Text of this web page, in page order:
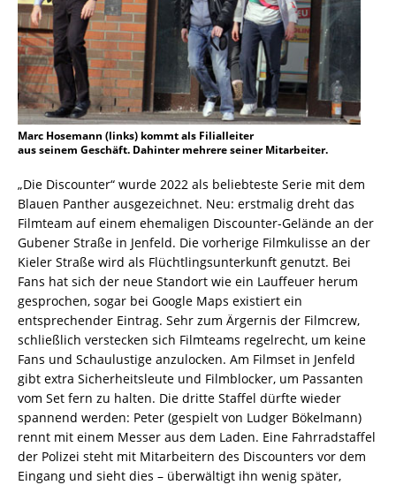
Marc Hosemann (links) kommt als Filialleiter
aus seinem Geschäft. Dahinter mehrere seiner Mitarbeiter.
„Die Discounter“ wurde 2022 als beliebteste Serie mit dem
Blauen Panther ausgezeichnet. Neu: erstmalig dreht das
Filmteam auf einem ehemaligen Discounter-Gelände an der
Gubener Straße in Jenfeld. Die vorherige Filmkulisse an der
Kieler Straße wird als Flüchtlingsunterkunft genutzt. Bei
Fans hat sich der neue Standort wie ein Lauffeuer herum
gesprochen, sogar bei Google Maps existiert ein
entsprechender Eintrag. Sehr zum Ärgernis der Filmcrew,
schließlich verstecken sich Filmteams regelrecht, um keine
Fans und Schaulustige anzulocken. Am Filmset in Jenfeld
gibt extra Sicherheitsleute und Filmblocker, um Passanten
vom Set fern zu halten. Die dritte Staffel dürfte wieder
spannend werden: Peter (gespielt von Ludger Bökelmann)
rennt mit einem Messer aus dem Laden. Eine Fahrradstaffel
der Polizei steht mit Mitarbeitern des Discounters vor dem
Eingang und sieht dies – überwältigt ihn wenig später,